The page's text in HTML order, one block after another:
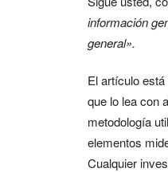
información
general».
El artículo
que lo lea con
metodología
elementos
Cualquier